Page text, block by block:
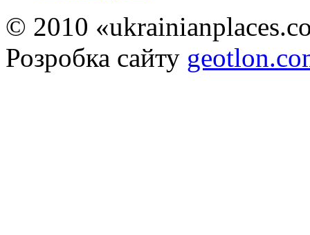
© 2010
Розробка сайту